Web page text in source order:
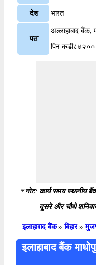
देश भारत
पता
अल्लाहाबाद बैंक,
पिन
*नोट: कार्य समय स्थानीय
दूसरे और चौथे
इलाहाबाद बैंक » बिहार »
इलाहाबाद बैंक